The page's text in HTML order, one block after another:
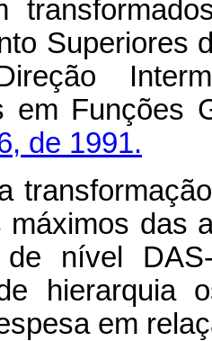
Superiores
em Funções
de 1991.
máximos das
nível
hierarquia
em